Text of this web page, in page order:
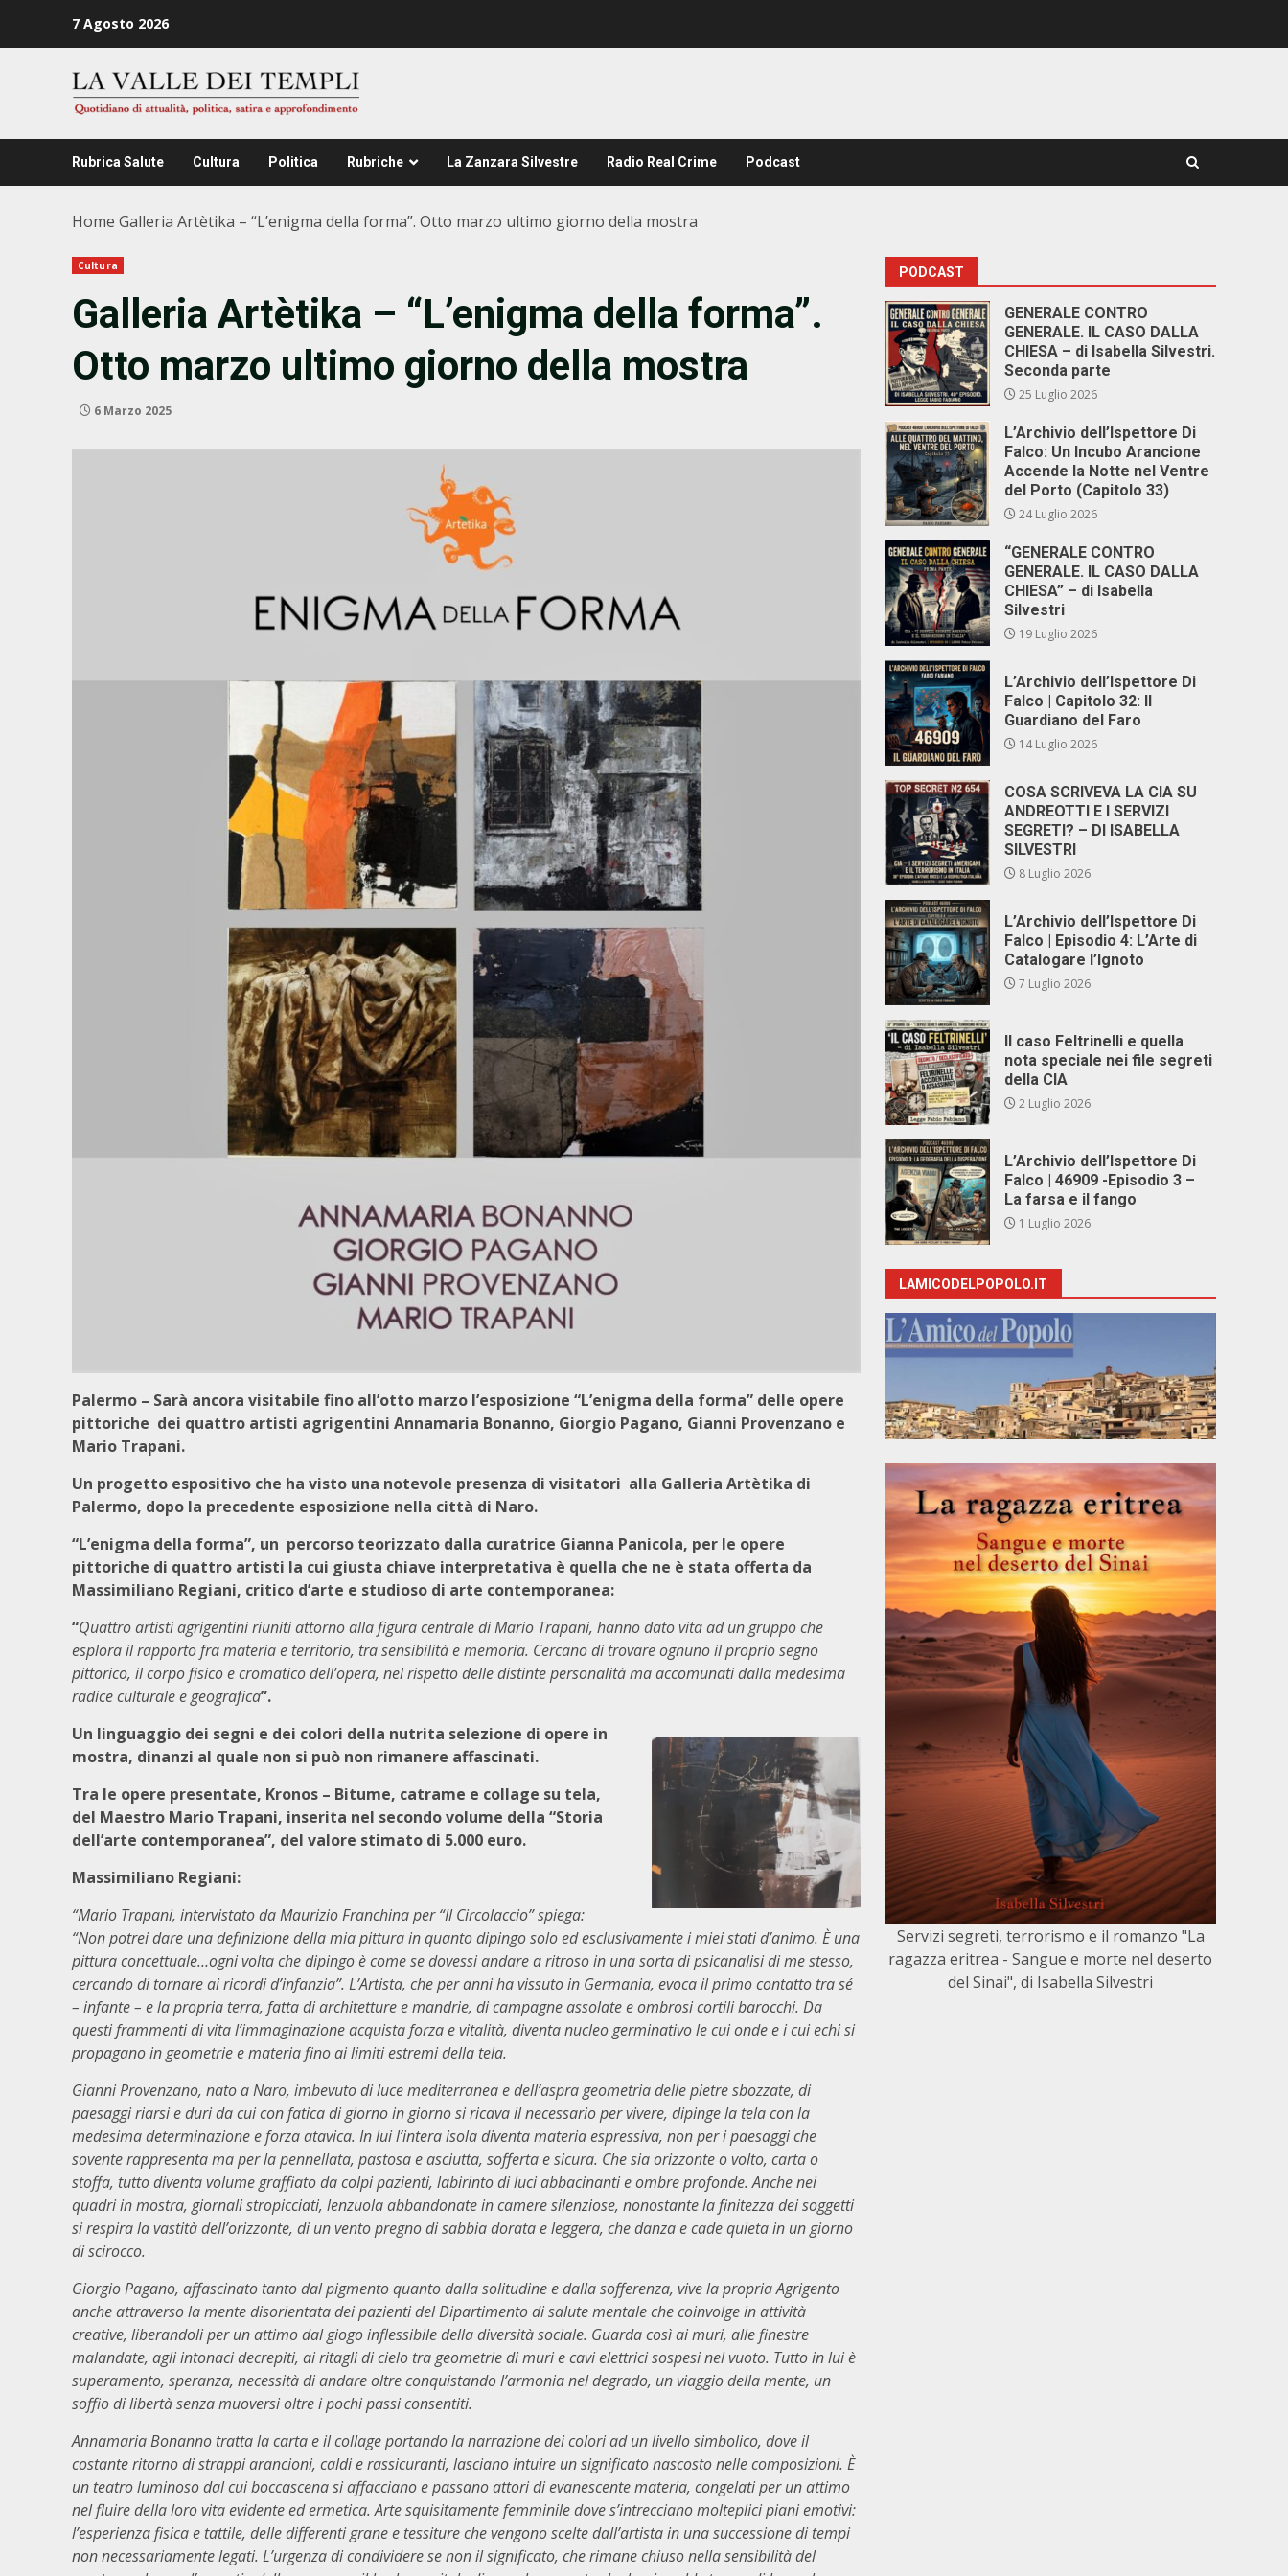
7 Agosto 2026
Rubrica Salute Cultura Politica Rubriche La Zanzara Silvestre Radio Real Crime Podcast
Home Galleria Artètika – “L’enigma della forma”. Otto marzo ultimo giorno della mostra
Cultura
Galleria Artètika – “L’enigma della forma”.
Otto marzo ultimo giorno della mostra
6 Marzo 2025
Palermo – Sarà ancora visitabile fino all’otto marzo l’esposizione “L’enigma della forma” delle opere
pittoriche dei quattro artisti agrigentini Annamaria Bonanno, Giorgio Pagano, Gianni Provenzano e
Mario Trapani.
Un progetto espositivo che ha visto una notevole presenza di visitatori alla Galleria Artètika di
Palermo, dopo la precedente esposizione nella città di Naro.
“L’enigma della forma”, un percorso teorizzato dalla curatrice Gianna Panicola, per le opere
pittoriche di quattro artisti la cui giusta chiave interpretativa è quella che ne è stata offerta da
Massimiliano Regiani, critico d’arte e studioso di arte contemporanea:
“Quattro artisti agrigentini riuniti attorno alla figura centrale di Mario Trapani, hanno dato vita ad un gruppo che
esplora il rapporto fra materia e territorio, tra sensibilità e memoria. Cercano di trovare ognuno il proprio segno
pittorico, il corpo fisico e cromatico dell’opera, nel rispetto delle distinte personalità ma accomunati dalla medesima
radice culturale e geografica”.
Un linguaggio dei segni e dei colori della nutrita selezione di opere in
mostra, dinanzi al quale non si può non rimanere affascinati.
Tra le opere presentate, Kronos – Bitume, catrame e collage su tela,
del Maestro Mario Trapani, inserita nel secondo volume della “Storia
dell’arte contemporanea”, del valore stimato di 5.000 euro.
Massimiliano Regiani:
“Mario Trapani, intervistato da Maurizio Franchina per “Il Circolaccio” spiega:
“Non potrei dare una definizione della mia pittura in quanto dipingo solo ed esclusivamente i miei stati d’animo. È una
pittura concettuale…ogni volta che dipingo è come se dovessi andare a ritroso in una sorta di psicanalisi di me stesso,
cercando di tornare ai ricordi d’infanzia”. L’Artista, che per anni ha vissuto in Germania, evoca il primo contatto tra sé
– infante – e la propria terra, fatta di architetture e mandrie, di campagne assolate e ombrosi cortili barocchi. Da
questi frammenti di vita l’immaginazione acquista forza e vitalità, diventa nucleo germinativo le cui onde e i cui echi si
propagano in geometrie e materia fino ai limiti estremi della tela.
Gianni Provenzano, nato a Naro, imbevuto di luce mediterranea e dell’aspra geometria delle pietre sbozzate, di
paesaggi riarsi e duri da cui con fatica di giorno in giorno si ricava il necessario per vivere, dipinge la tela con la
medesima determinazione e forza atavica. In lui l’intera isola diventa materia espressiva, non per i paesaggi che
sovente rappresenta ma per la pennellata, pastosa e asciutta, sofferta e sicura. Che sia orizzonte o volto, carta o
stoffa, tutto diventa volume graffiato da colpi pazienti, labirinto di luci abbacinanti e ombre profonde. Anche nei
quadri in mostra, giornali stropicciati, lenzuola abbandonate in camere silenziose, nonostante la finitezza dei soggetti
si respira la vastità dell’orizzonte, di un vento pregno di sabbia dorata e leggera, che danza e cade quieta in un giorno
di scirocco.
Giorgio Pagano, affascinato tanto dal pigmento quanto dalla solitudine e dalla sofferenza, vive la propria Agrigento
anche attraverso la mente disorientata dei pazienti del Dipartimento di salute mentale che coinvolge in attività
creative, liberandoli per un attimo dal giogo inflessibile della diversità sociale. Guarda così ai muri, alle finestre
malandate, agli intonaci decrepiti, ai ritagli di cielo tra geometrie di muri e cavi elettrici sospesi nel vuoto. Tutto in lui è
superamento, speranza, necessità di andare oltre conquistando l’armonia nel degrado, un viaggio della mente, un
soffio di libertà senza muoversi oltre i pochi passi consentiti.
Annamaria Bonanno tratta la carta e il collage portando la narrazione dei colori ad un livello simbolico, dove il
costante ritorno di strappi arancioni, caldi e rassicuranti, lasciano intuire un significato nascosto nelle composizioni. È
un teatro luminoso dal cui boccascena si affacciano e passano attori di evanescente materia, congelati per un attimo
nel fluire della loro vita evidente ed ermetica. Arte squisitamente femminile dove s’intrecciano molteplici piani emotivi:
l’esperienza fisica e tattile, delle differenti grane e tessiture che vengono scelte dall’artista in una successione di tempi
non necessariamente legati. L’urgenza di condividere se non il significato, che rimane chiuso nella sensibilità del
PODCAST
GENERALE CONTRO
GENERALE. IL CASO DALLA
CHIESA – di Isabella Silvestri.
Seconda parte
25 Luglio 2026
L’Archivio dell’Ispettore Di
Falco: Un Incubo Arancione
Accende la Notte nel Ventre
del Porto (Capitolo 33)
24 Luglio 2026
“GENERALE CONTRO
GENERALE. IL CASO DALLA
CHIESA” – di Isabella
Silvestri
19 Luglio 2026
L’Archivio dell’Ispettore Di
Falco | Capitolo 32: Il
Guardiano del Faro
14 Luglio 2026
COSA SCRIVEVA LA CIA SU
ANDREOTTI E I SERVIZI
SEGRETI? – DI ISABELLA
SILVESTRI
8 Luglio 2026
L’Archivio dell’Ispettore Di
Falco | Episodio 4: L’Arte di
Catalogare l’Ignoto
7 Luglio 2026
Il caso Feltrinelli e quella
nota speciale nei file segreti
della CIA
2 Luglio 2026
L’Archivio dell’Ispettore Di
Falco | 46909 -Episodio 3 –
La farsa e il fango
1 Luglio 2026
LAMICODELPOPOLO.IT
Servizi segreti, terrorismo e il romanzo "La
ragazza eritrea - Sangue e morte nel deserto
del Sinai", di Isabella Silvestri